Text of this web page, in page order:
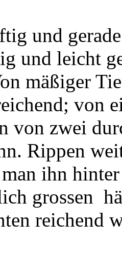
und
und leicht
mäßiger
von
von zwei
Rippen
man ihn
grossen
reichend